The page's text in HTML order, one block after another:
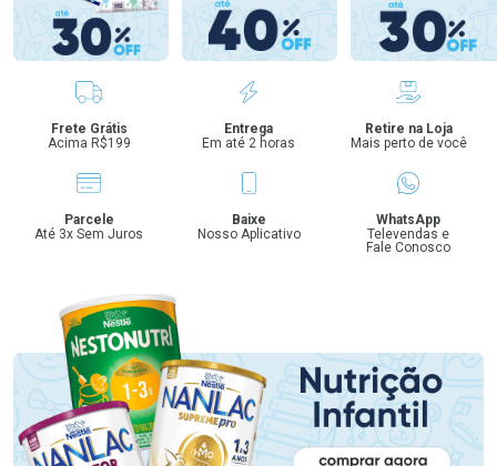
Benefícios
Frete Grátis
Acima R$199
Entrega
Em até 2 horas
Retire na Loja
Mais perto de você
Parcele
Até 3x Sem Juros
Baixe
Nosso Aplicativo
WhatsApp
Televendas e
Fale Conosco